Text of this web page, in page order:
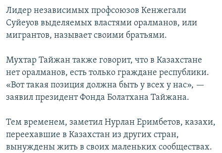
Лидер независимых профсоюзов Кенжегали
Суйеуов выделяемых властями оралманов, или
мигрантов, называет своими братьями.
Мухтар Тайжан также говорит, что в Казахстане
нет оралманов, есть только граждане республики.
«Вот такая позиция должна быть у всех у нас», —
заявил президент Фонда Болатхана Тайжана.
Тем временем, заметил Нурлан Еримбетов, казахи,
переехавшие в Казахстан из других стран,
вынуждены жить в своих маленьких сообществах.